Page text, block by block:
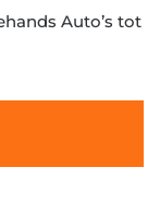
Auto’s tot